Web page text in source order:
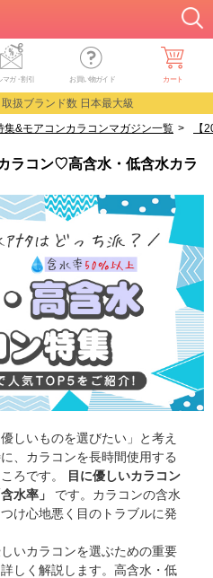
マガ・割引 お買い物ガイド カート
扱ブランド数 日本最大級
集&モアコンカラコンマガジン一覧 > 【
ラコン♡高含水・低含水カラ
しいものを選びたい」と考え
、カラコンを長時間使用する
ろです。
目に優しいカラコン
水率」
です。カラコンの含水
け心地悪く目のトラブルに発
いカラコンを選ぶための重要
しく解説します。高含水・低